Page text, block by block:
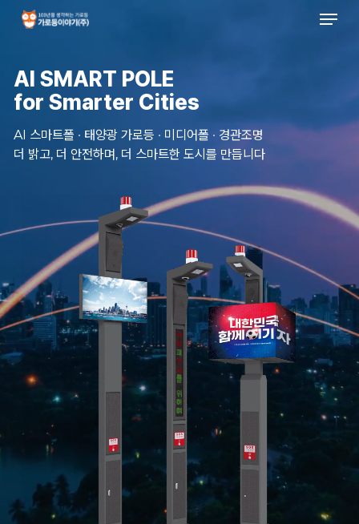
Skip
content
AI SMART POLE
for Smarter Cities
AI 스마트폴 · 태양광 가로등 · 미디어폴 · 경관조명
더 밝고, 더 안전하며, 더 스마트한 도시를 만듭니다